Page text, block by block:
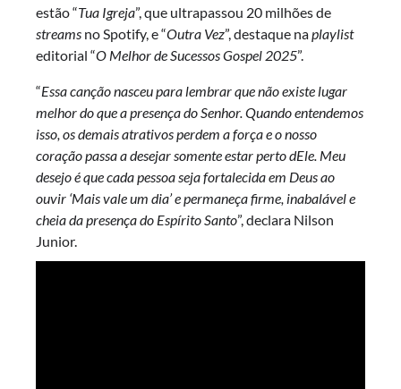
estão “Tua Igreja”, que ultrapassou 20 milhões de
streams no Spotify, e “Outra Vez”, destaque naplaylist
editorial “O Melhor de Sucessos Gospel 2025”.
“Essa canção nasceu para lembrar que não existe lugar
melhor do que a presença do Senhor. Quando entendemos
isso, os demais atrativos perdem a força e o nosso
coração passa a desejar somente estar perto dEle. Meu
desejo é que cada pessoa seja fortalecida em Deus ao
ouvir ‘Mais vale um dia’ e permaneça firme, inabalável e
cheia da presença do Espírito Santo”, declara Nilson
Junior.